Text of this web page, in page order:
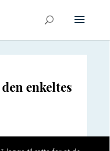
enkeltes